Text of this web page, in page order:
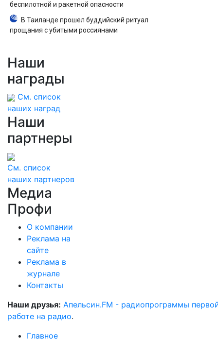
беспилотной и ракетной опасности
В Таиланде прошел буддийский ритуал
прощания с убитыми россиянами
Наши
награды
См. список
наших наград
Наши
партнеры
См. список
наших партнеров
Медиа
Профи
О компании
Реклама на
сайте
Реклама в
журнале
Контакты
Наши друзья: Апельсин.FM - радиопрограммы
работе на радио.
Главное